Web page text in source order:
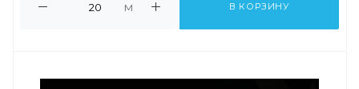
м В КОРЗИНУ